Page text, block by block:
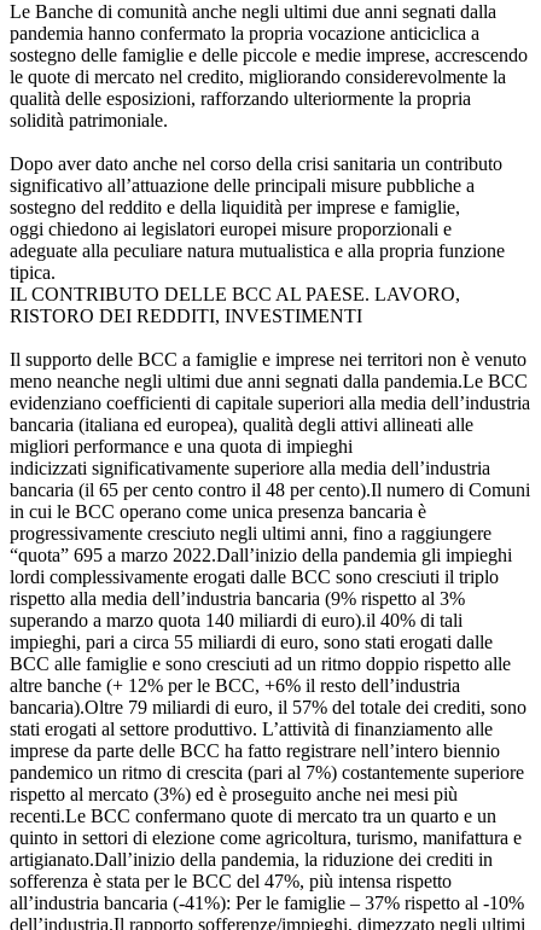
Le Banche di comunità anche negli ultimi due anni segnati dalla
pandemia hanno confermato la propria vocazione anticiclica a
sostegno delle famiglie e delle piccole e medie imprese, accrescendo
le quote di mercato nel credito, migliorando considerevolmente la
qualità delle esposizioni, rafforzando ulteriormente la propria
solidità patrimoniale.
Dopo aver dato anche nel corso della crisi sanitaria un contributo
significativo all’attuazione delle principali misure pubbliche a
sostegno del reddito e della liquidità per imprese e famiglie,
oggi chiedono ai legislatori europei misure proporzionali e
adeguate alla peculiare natura mutualistica e alla propria funzione
tipica.
IL CONTRIBUTO DELLE BCC AL PAESE. LAVORO,
RISTORO DEI REDDITI, INVESTIMENTI
Il supporto delle BCC a famiglie e imprese nei territori non è venuto
meno neanche negli ultimi due anni segnati dalla pandemia.Le BCC
evidenziano coefficienti di capitale superiori alla media dell’industria
bancaria (italiana ed europea), qualità degli attivi allineati alle
migliori performance e una quota di impieghi
indicizzati significativamente superiore alla media dell’industria
bancaria (il 65 per cento contro il 48 per cento).Il numero di Comuni
in cui le BCC operano come unica presenza bancaria è
progressivamente cresciuto negli ultimi anni, fino a raggiungere
“quota” 695 a marzo 2022.Dall’inizio della pandemia gli impieghi
lordi complessivamente erogati dalle BCC sono cresciuti il triplo
rispetto alla media dell’industria bancaria (9% rispetto al 3%
superando a marzo quota 140 miliardi di euro).il 40% di tali
impieghi, pari a circa 55 miliardi di euro, sono stati erogati dalle
BCC alle famiglie e sono cresciuti ad un ritmo doppio rispetto alle
altre banche (+ 12% per le BCC, +6% il resto dell’industria
bancaria).Oltre 79 miliardi di euro, il 57% del totale dei crediti, sono
stati erogati al settore produttivo. L’attività di finanziamento alle
imprese da parte delle BCC ha fatto registrare nell’intero biennio
pandemico un ritmo di crescita (pari al 7%) costantemente superiore
rispetto al mercato (3%) ed è proseguito anche nei mesi più
recenti.Le BCC confermano quote di mercato tra un quarto e un
quinto in settori di elezione come agricoltura, turismo, manifattura e
artigianato.Dall’inizio della pandemia, la riduzione dei crediti in
sofferenza è stata per le BCC del 47%, più intensa rispetto
all’industria bancaria (-41%): Per le famiglie – 37% rispetto al -10%
dell’industria.Il rapporto sofferenze/impieghi, dimezzato negli ultimi